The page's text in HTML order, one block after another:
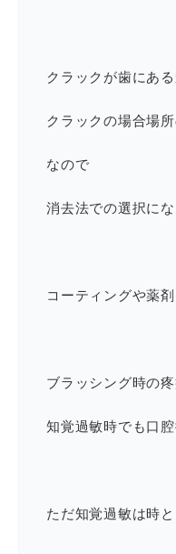
クラックが歯にあ
クラックの場合場
なので
消去法での選択に
コーティングや薬
ブラッシング時の
知覚過敏時でも口
ただ知覚過敏は時